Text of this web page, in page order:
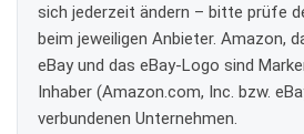
sich jederzeit ändern – bitte prüfe
beim jeweiligen Anbieter. Amazon,
eBay und das eBay-Logo sind
Inhaber (Amazon.com, Inc. bzw.
verbundenen Unternehmen.